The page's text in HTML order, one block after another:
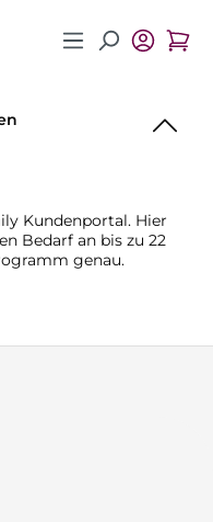
Kundenportal. Hier
Bedarf an bis zu 22
genau.